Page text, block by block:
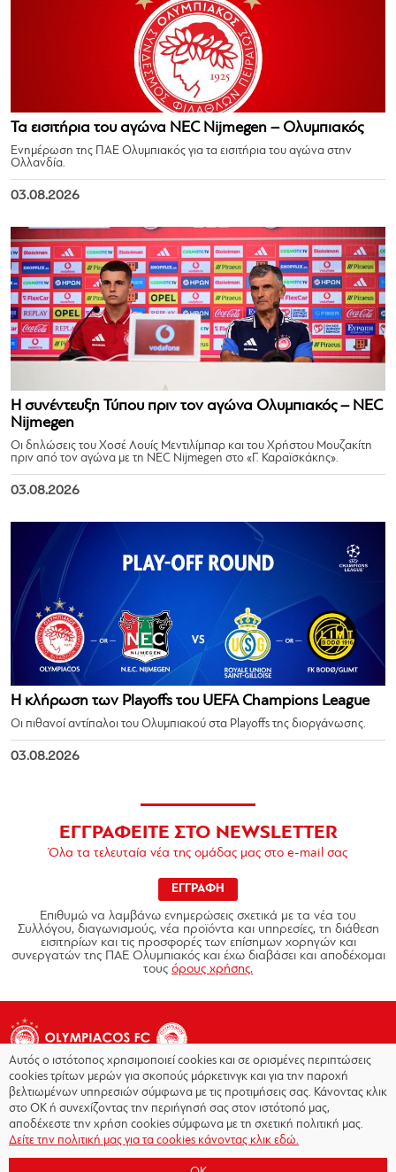
Τα εισιτήρια του αγώνα NEC Nijmegen – Ολυμπιακός
Ενημέρωση της ΠΑΕ Ολυμπιακός για τα εισιτήρια του αγώνα στην
Ολλανδία.
03.08.2026
Η συνέντευξη Τύπου πριν τον αγώνα Ολυμπιακός – NEC
Nijmegen
Οι δηλώσεις του Χοσέ Λουίς Μεντιλίμπαρ και του Χρήστου Μουζακίτη
πριν από τον αγώνα με τη NEC Nijmegen στο «Γ. Καραϊσκάκης».
03.08.2026
Η κλήρωση των Playoffs του UEFA Champions League
Οι πιθανοί αντίπαλοι του Ολυμπιακού στα Playoffs της διοργάνωσης.
03.08.2026
ΕΓΓΡΑΦΕΙΤΕ ΣΤΟ NEWSLETTER
Όλα τα τελευταία νέα της ομάδας μας στο e-mail σας
ΕΓΓΡΑΦΗ
Επιθυμώ να λαμβάνω ενημερώσεις σχετικά με τα νέα του
Συλλόγου, διαγωνισμούς, νέα προϊόντα και υπηρεσίες, τη διάθεση
εισιτηρίων και τις προσφορές των επίσημων χορηγών και
συνεργατών της ΠΑΕ Ολυμπιακός και έχω διαβάσει και αποδέχομαι
τους όρους χρήσης.
Copyright © 2026 - Olympiacos.org
Όροι χρήσης|Πολιτική Απορρήτου|Πολιτική
Αυτός ο ιστότοπος χρησιμοποιεί cookies και σε ορισμένες περιπτώσεις
cookies τρίτων μερών για σκοπούς μάρκετινγκ και για την παροχή
βελτιωμένων υπηρεσιών σύμφωνα με τις προτιμήσεις σας. Κάνοντας κλικ
στο OK ή συνεχίζοντας την περιήγησή σας στον ιστότοπό μας,
αποδέχεστε την χρήση cookies σύμφωνα με τη σχετική πολιτική μας.
Δείτε την πολιτική μας για τα cookies κάνοντας κλικ εδώ.